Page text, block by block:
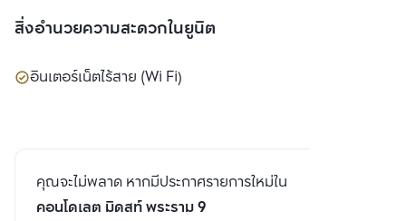
สิ่งอำนวยความสะดวกในยูนิต
อินเตอร์เน็ตไร้สาย (Wi Fi)
คุณจะไม่พลาด หากมีประกาศรายการใหม่ใน
คอนโดเลต มิดสท์ พระราม 9